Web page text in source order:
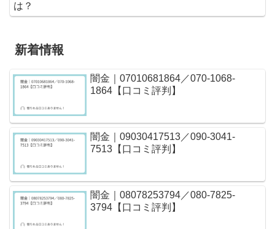
は？
新着情報
闇金｜07010681864／070-1068-
1864【口コミ評判】
闇金｜09030417513／090-3041-
7513【口コミ評判】
闇金｜08078253794／080-7825-
3794【口コミ評判】